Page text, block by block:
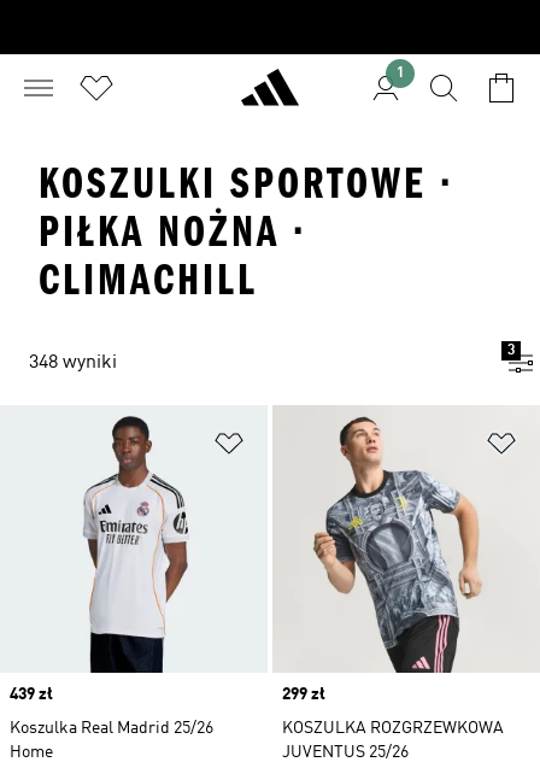
1
KOSZULKI SPORTOWE ·
PIŁKA NOŻNA ·
CLIMACHILL
348 wyniki
3
Dodaj do listy życzeń
Price
439 zł
Koszulka Real Madrid 25/26
Home
Price
299 zł
KOSZULKA ROZGRZEWKOWA
JUVENTUS 25/26